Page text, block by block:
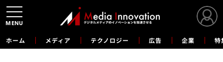
ホーム メディア テクノロジー 広告 企業 特
MENU